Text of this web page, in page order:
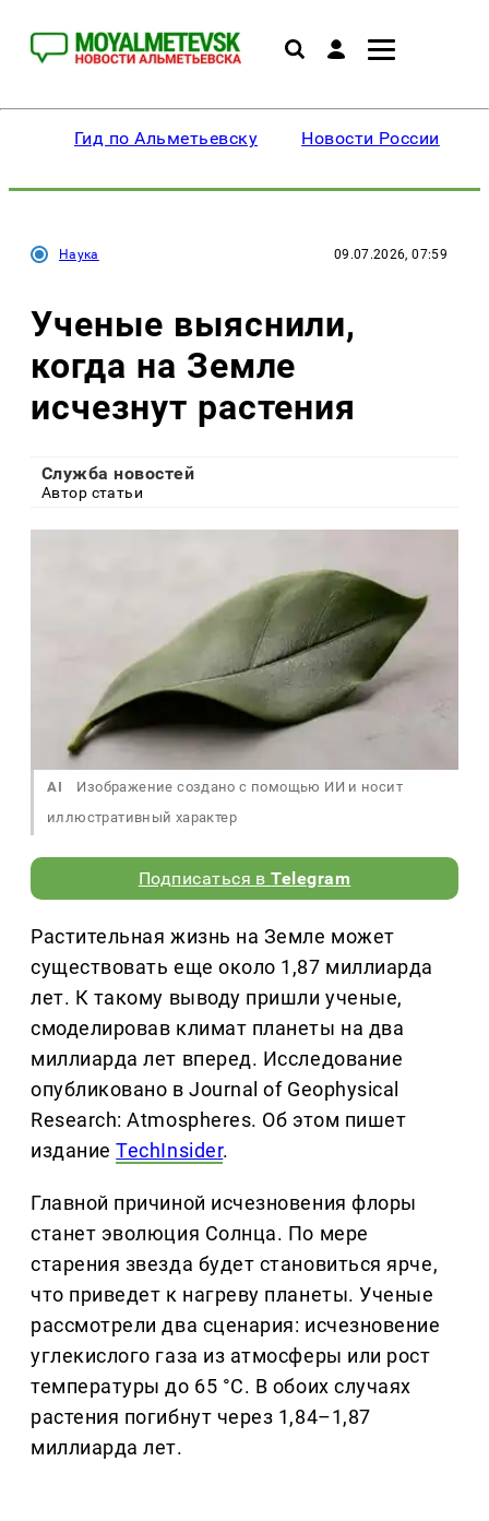
Гид по Альметьевску Новости России
Наука 09.07.2026, 07:59
Ученые выяснили,
когда на Земле
исчезнут растения
Служба новостей
Автор статьи
AI
Изображение создано с помощью ИИ и носит
иллюстративный характер
Подписаться вTelegram
Растительная жизнь на Земле может
существовать еще около 1,87 миллиарда
лет. К такому выводу пришли ученые,
смоделировав климат планеты на два
миллиарда лет вперед. Исследование
опубликовано в Journal of Geophysical
Research: Atmospheres. Об этом пишет
изданиеTechInsider.
Главной причиной исчезновения флоры
станет эволюция Солнца. По мере
старения звезда будет становиться ярче,
что приведет к нагреву планеты. Ученые
рассмотрели два сценария: исчезновение
углекислого газа из атмосферы или рост
температуры до 65 °C. В обоих случаях
растения погибнут через 1,84–1,87
миллиарда лет.